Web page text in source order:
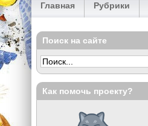
Главная Рубрики
Поиск на сайте
Как помочь проекту?